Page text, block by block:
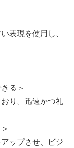
表現を使用し、
る＞
り、迅速かつ礼
ップさせ、ビジ